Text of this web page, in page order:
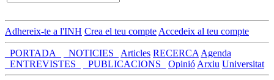
Adhereix-te a l'INH Crea el teu compte Accedeix al teu compte
_PORTADA_ _NOTICIES_ Articles RECERCA Agenda
_ENTREVISTES_
_PUBLICACIONS_ Opinió Arxiu Universitat